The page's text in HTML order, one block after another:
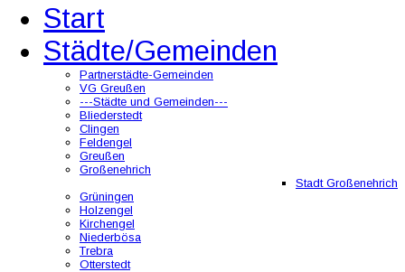
Start
Städte/Gemeinden
Partnerstädte-Gemeinden
VG Greußen
---Städte und Gemeinden---
Bliederstedt
Clingen
Feldengel
Greußen
Großenehrich
Stadt Großenehrich
Grüningen
Holzengel
Kirchengel
Niederbösa
Trebra
Otterstedt